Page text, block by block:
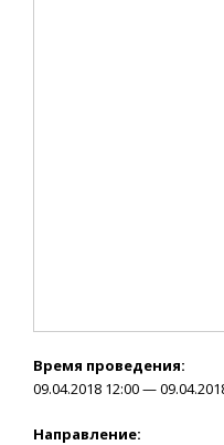
Время проведения:
09.04.2018 12:00 —
Направление: